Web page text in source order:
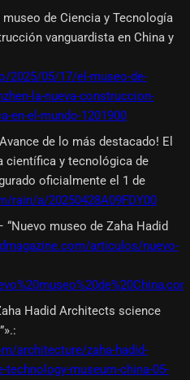
museo de Ciencia y Tecnología
vanguardista en China y
2025/05/17/el-museo-de-
la-nueva-construccion-
en-el-mundo-1201900
de lo más destacado! El
científica y tecnológica de
oficialmente el 1 de
rain/a/20250428A09FDY00
“Nuevo museo de Zaha Hadid
articulos/nuevo-
Hadid Architects science
:
architecture/zaha-hadid-
museum-china-05-